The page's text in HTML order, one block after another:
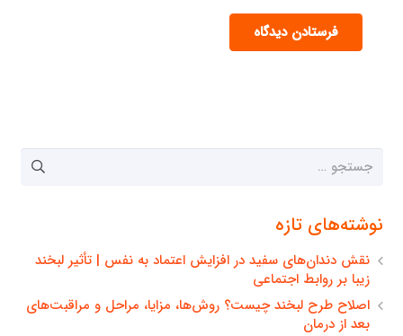
فرستادن دیدگاه
جستجو
نوشته‌های تازه
نقش دندان‌های سفید در افزایش اعتماد به نفس | تأثیر لبخند
زیبا بر روابط اجتماعی
اصلاح طرح لبخند چیست؟ روش‌ها، مزایا، مراحل و مراقبت‌های
بعد از درمان